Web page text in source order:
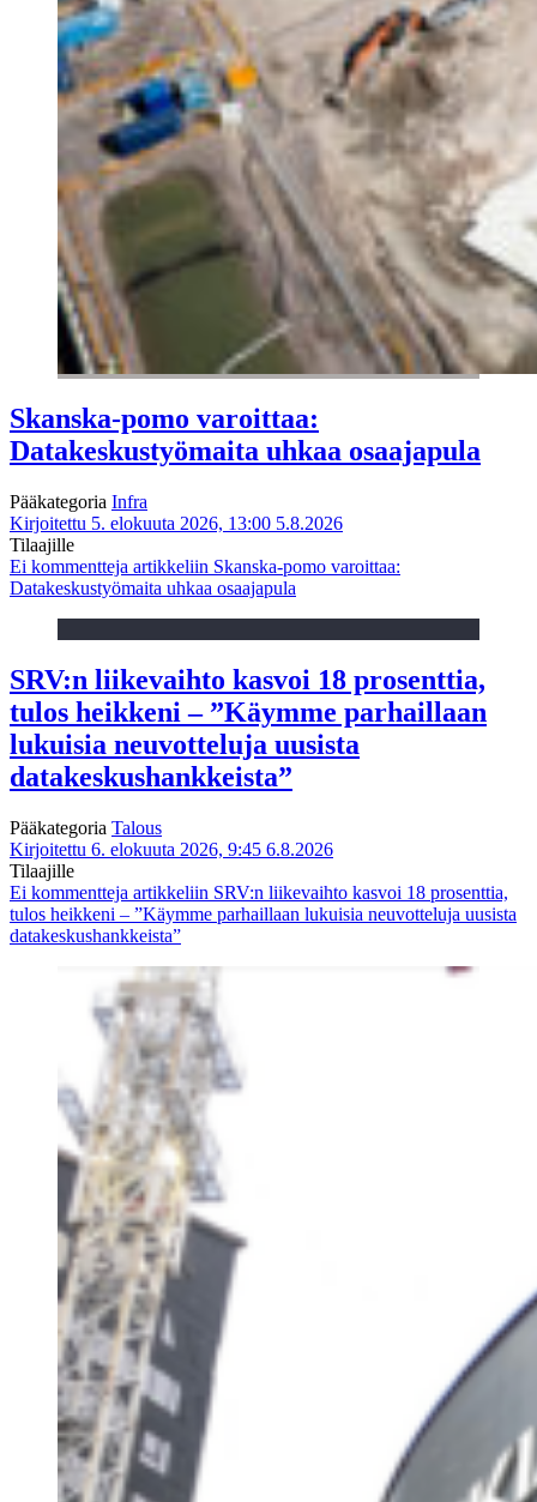
Skanska-pomo varoittaa:
Datakeskustyömaita uhkaa osaajapula
Pääkategoria Infra
Kirjoitettu 5. elokuuta 2026, 13:00 5.8.2026
Tilaajille
Ei kommentteja artikkeliin Skanska-pomo varoittaa:
Datakeskustyömaita uhkaa osaajapula
SRV:n liikevaihto kasvoi 18 prosenttia,
tulos heikkeni – ”Käymme parhaillaan
lukuisia neuvotteluja uusista
datakeskushankkeista”
Pääkategoria Talous
Kirjoitettu 6. elokuuta 2026, 9:45 6.8.2026
Tilaajille
Ei kommentteja artikkeliin SRV:n liikevaihto kasvoi 18 prosenttia,
tulos heikkeni – ”Käymme parhaillaan lukuisia neuvotteluja uusista
datakeskushankkeista”